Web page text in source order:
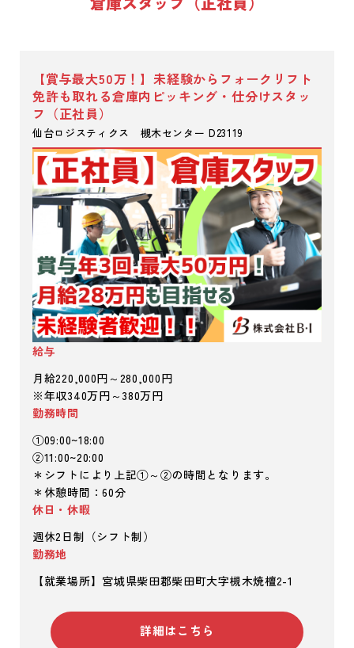
【賞与最大50万！】未経験からフォークリフト
免許も取れる倉庫内ピッキング・仕分けスタッ
フ（正社員）
仙台ロジスティクス 槻木センター D23119
給与
月給220,000円～280,000円
※年収340万円～380万円
勤務時間
①09:00~18:00
②11:00~20:00
＊シフトにより上記①～②の時間となります。
＊休憩時間：60分
休日・休暇
週休2日制（シフト制）
勤務地
【就業場所】宮城県柴田郡柴田町大字槻木焼檀2-1
詳細はこちら